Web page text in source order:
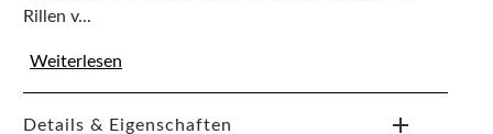
Rillen v...
Weiterlesen
Details & Eigenschaften